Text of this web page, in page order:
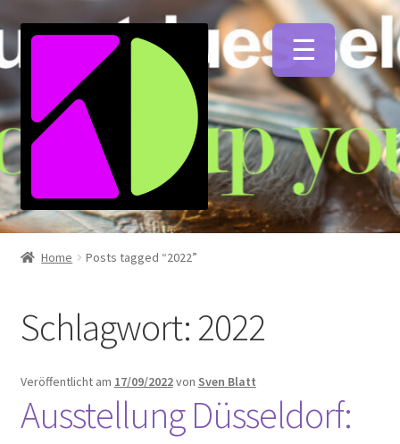
Zur
Zum
Künstlerfarben
Leinwände
öffnen
Home Posts tagged “2022”
Schlagwort: 2022
Veröffentlicht am 17/09/2022von Sven Blatt
Ausstellung Düsseldorf: